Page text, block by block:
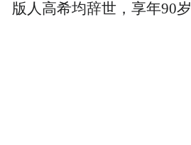
版人高希均辞世，享年90岁